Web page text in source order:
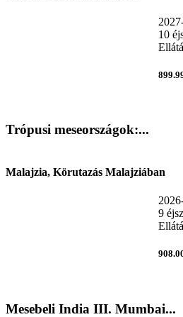
10
Trópusi meseországok:...
Malajzia, Körutazás Malajziában
9
Mesebeli India III. Mumbai...